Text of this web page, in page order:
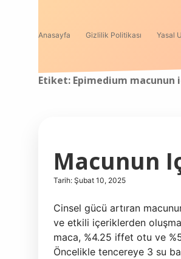
Anasayfa Gizlilik Politikası Yasal
Etiket: Epimedium macunun
Macunun
Tarih: Şubat 10, 2025
Cinsel gücü artıran
ve etkili içeriklerden
maca, %4.25 iffet otu ve
Öncelikle tencereye 3 su